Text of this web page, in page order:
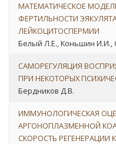
МАТЕМАТИЧЕСКОЕ
ФЕРТИЛЬНОСТИ
ЛЕЙКОЦИТОСПЕРМИИ
Белый Л.Е., Коньшин И.И.,
САМОРЕГУЛЯЦИЯ
ПРИ НЕКОТОРЫХ
Бердников Д.В.
ИММУНОЛОГИЧЕСКАЯ
АРГОНОПЛАЗМЕННОЙ
СКОРОСТЬ РЕГЕНЕРАЦИИ